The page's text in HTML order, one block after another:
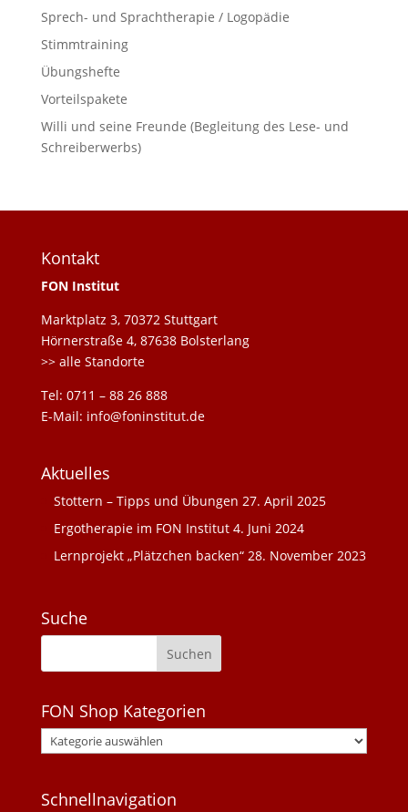
Sprech- und Sprachtherapie / Logopädie
Stimmtraining
Übungshefte
Vorteilspakete
Willi und seine Freunde (Begleitung des Lese- und
Schreiberwerbs)
Kontakt
FON Institut
Marktplatz 3, 70372 Stuttgart
Hörnerstraße 4, 87638 Bolsterlang
>> alle Standorte
Tel: 0711 – 88 26 888
E-Mail: info@foninstitut.de
Aktuelles
Stottern – Tipps und Übungen 27. April 2025
Ergotherapie im FON Institut 4. Juni 2024
Lernprojekt „Plätzchen backen“ 28. November 2023
Suche
FON Shop Kategorien
Schnellnavigation